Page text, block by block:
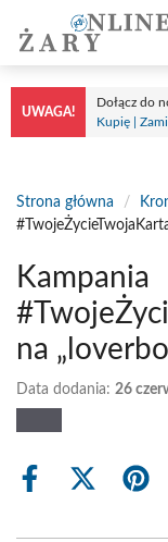
treści
UWAGA!
Dołącz do
Kupię |
Strona główna /
Kampania
na
Data dodania: 26
Share
Share
(Twitter)